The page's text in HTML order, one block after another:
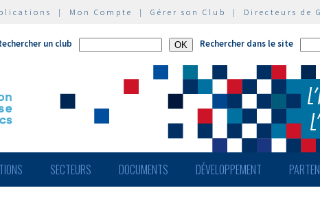
| Mon Compte | Gérer son Club | Directeurs de
un club Rechercher dans le site
SECTEURS DOCUMENTS DÉVELOPPEMENT